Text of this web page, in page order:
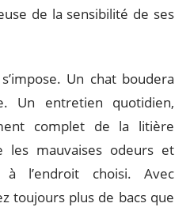
de la sensibilité de ses
s’impose. Un chat boudera
Un entretien quotidien,
complet de la litière
les mauvaises odeurs et
l’endroit choisi. Avec
toujours plus de bacs que